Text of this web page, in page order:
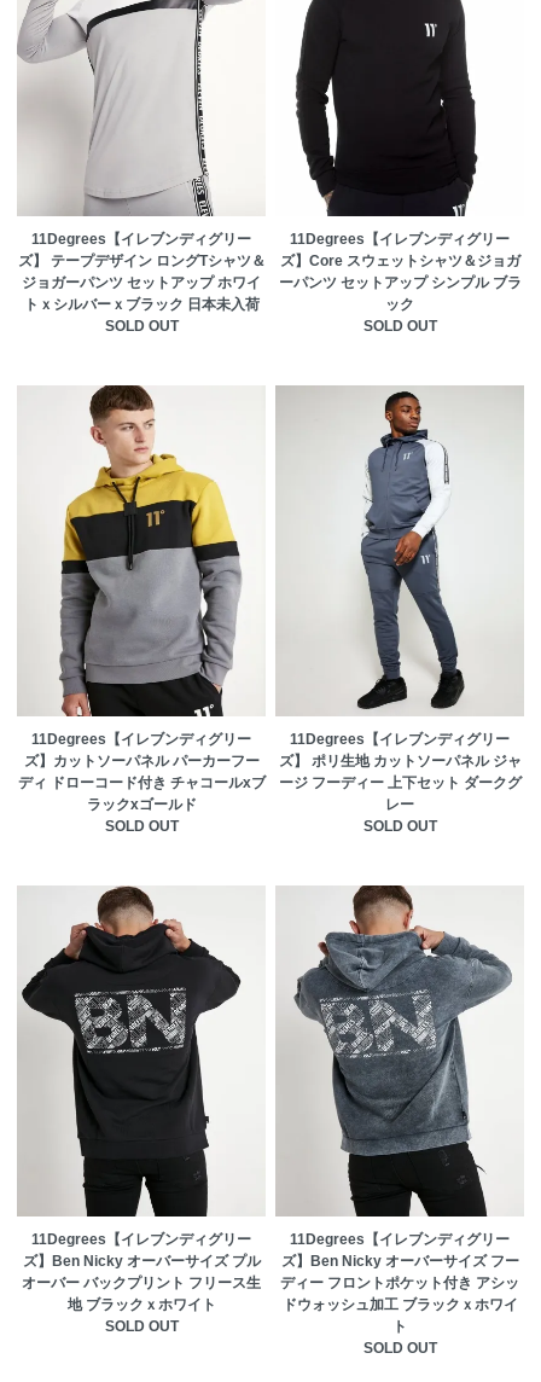
11Degrees【イレブンディグリー
ズ】 テープデザイン ロングTシャツ＆
ジョガーパンツ セットアップ ホワイ
トｘシルバーｘブラック 日本未入荷
SOLD OUT
11Degrees【イレブンディグリー
ズ】Core スウェットシャツ＆ジョガ
ーパンツ セットアップ シンプル ブラ
ック
SOLD OUT
11Degrees【イレブンディグリー
ズ】カットソーパネル パーカーフー
ディ ドローコード付き チャコールxブ
ラックxゴールド
SOLD OUT
11Degrees【イレブンディグリー
ズ】 ポリ生地 カットソーパネル ジャ
ージ フーディー 上下セット ダークグ
レー
SOLD OUT
11Degrees【イレブンディグリー
ズ】Ben Nicky オーバーサイズ プル
オーバー バックプリント フリース生
地 ブラックｘホワイト
SOLD OUT
11Degrees【イレブンディグリー
ズ】Ben Nicky オーバーサイズ フー
ディー フロントポケット付き アシッ
ドウォッシュ加工 ブラックｘホワイ
ト
SOLD OUT